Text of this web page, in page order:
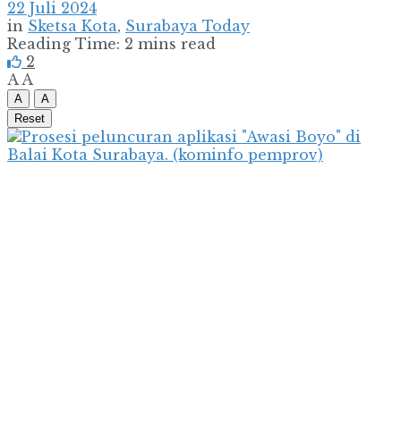
22 Juli 2024
in Sketsa Kota, Surabaya Today
Reading Time: 2 mins read
2
A A
A
A
Reset